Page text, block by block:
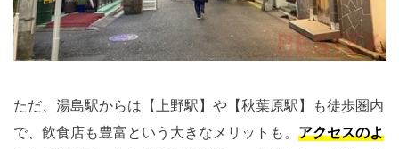
ただ、湯島駅からは【上野駅】や【秋葉原駅】も徒歩圏内
で、飲食店も豊富という大きなメリットも。 アクセスのよ